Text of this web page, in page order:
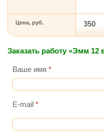
Цена, руб. 350
Заказать работу «Эмм 12
Ваше имя *
E-mail *